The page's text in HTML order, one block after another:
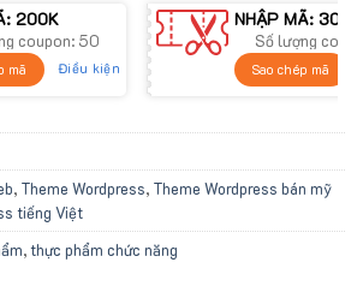
200K
coupon: 50
mã Điều kiện
NHẬP MÃ: 300K
Số lượng
Sao chép mã
, Theme Wordpress, Theme Wordpress bán mỹ
tiếng Việt
,thực phẩm chức năng